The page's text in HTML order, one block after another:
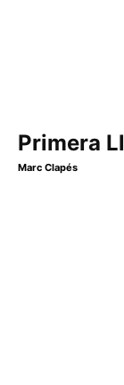
Primera
Marc Clapés